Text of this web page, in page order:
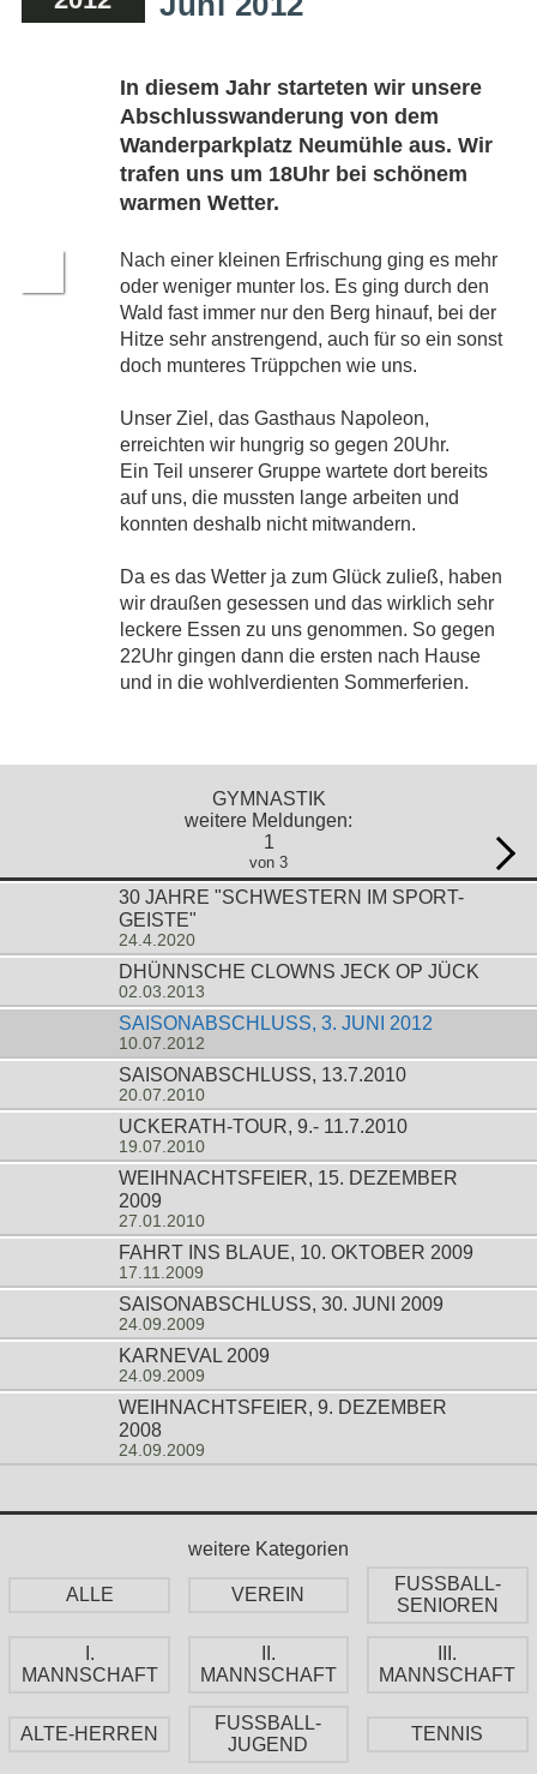
In diesem Jahr starteten wir unsere
Abschlusswanderung von dem
Wanderparkplatz Neumühle aus. Wir
trafen uns um 18Uhr bei schönem
warmen Wetter.
Nach einer kleinen Erfrischung ging es mehr
oder weniger munter los. Es ging durch den
Wald fast immer nur den Berg hinauf, bei der
Hitze sehr anstrengend, auch für so ein sonst
doch munteres Trüppchen wie uns.
Unser Ziel, das Gasthaus Napoleon,
erreichten wir hungrig so gegen 20Uhr.
Ein Teil unserer Gruppe wartete dort bereits
auf uns, die mussten lange arbeiten und
konnten deshalb nicht mitwandern.
Da es das Wetter ja zum Glück zuließ, haben
wir draußen gesessen und das wirklich sehr
leckere Essen zu uns genommen. So gegen
22Uhr gingen dann die ersten nach Hause
und in die wohlverdienten Sommerferien.
GYMNASTIK
weitere Meldungen:
1
von 3
30 JAHRE "SCHWESTERN IM SPORT-
GEISTE"
24.4.2020
DHÜNNSCHE CLOWNS JECK OP JÜCK
02.03.2013
SAISONABSCHLUSS, 3. JUNI 2012
10.07.2012
SAISONABSCHLUSS, 13.7.2010
20.07.2010
UCKERATH-TOUR, 9.- 11.7.2010
19.07.2010
WEIHNACHTSFEIER, 15. DEZEMBER
2009
27.01.2010
FAHRT INS BLAUE, 10. OKTOBER 2009
17.11.2009
SAISONABSCHLUSS, 30. JUNI 2009
24.09.2009
KARNEVAL 2009
24.09.2009
WEIHNACHTSFEIER, 9. DEZEMBER
2008
24.09.2009
weitere Kategorien
ALLE VEREIN
FUSSBALL-
SENIOREN
I.
MANNSCHAFT
II.
MANNSCHAFT
III.
MANNSCHAFT
ALTE-HERREN
FUSSBALL-
JUGEND
TENNIS